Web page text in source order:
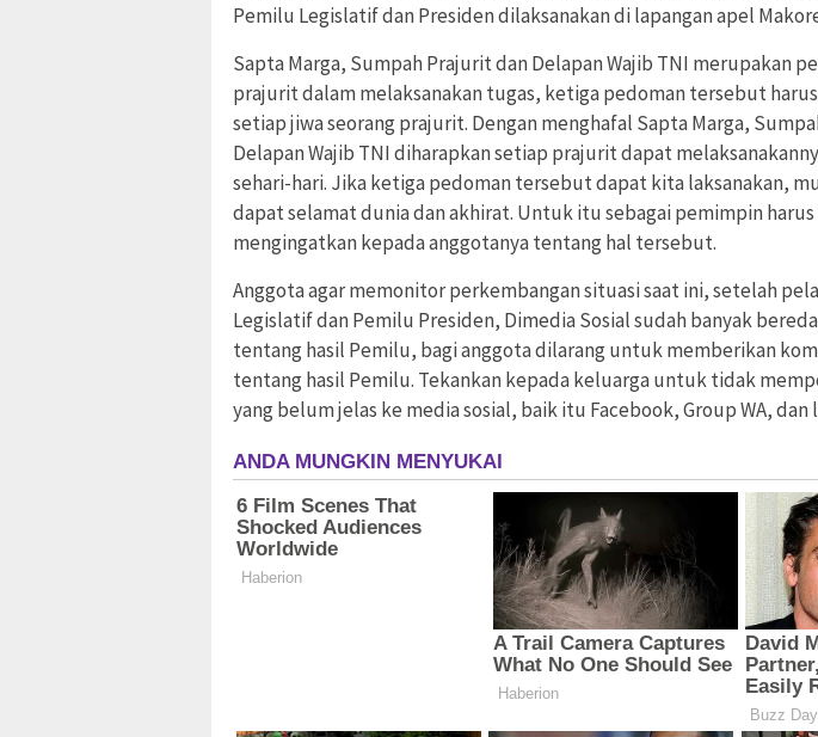
Pemilu Legislatif dan Presiden dilaksanakan di lapangan apel
Sapta Marga, Sumpah Prajurit dan Delapan Wajib TNI merupakan
prajurit dalam melaksanakan tugas, ketiga pedoman tersebut
setiap jiwa seorang prajurit. Dengan menghafal Sapta Marga,
Delapan Wajib TNI diharapkan setiap prajurit dapat
sehari-hari. Jika ketiga pedoman tersebut dapat kita laksanakan,
dapat selamat dunia dan akhirat. Untuk itu sebagai pemimpin
mengingatkan kepada anggotanya tentang hal tersebut.
Anggota agar memonitor perkembangan situasi saat ini, setelah
Legislatif dan Pemilu Presiden, Dimedia Sosial sudah banyak
tentang hasil Pemilu, bagi anggota dilarang untuk memberikan
tentang hasil Pemilu. Tekankan kepada keluarga untuk tidak
yang belum jelas ke media sosial, baik itu Facebook, Group WA, dan